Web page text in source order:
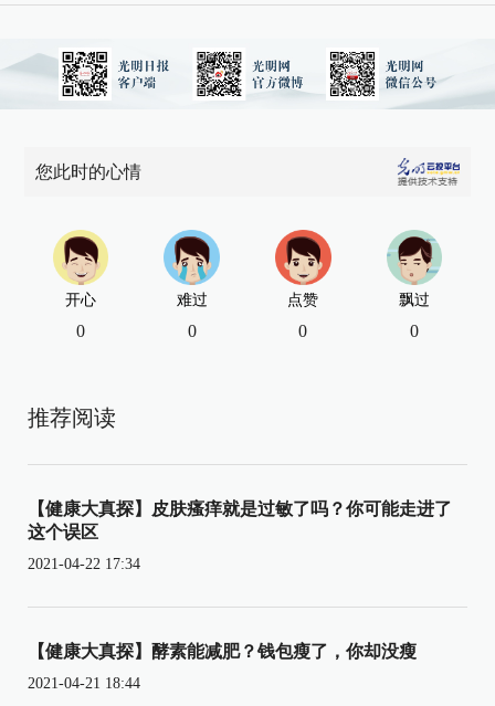
您此时的心情
开心
0
难过
0
点赞
0
飘过
0
推荐阅读
【健康大真探】皮肤瘙痒就是过敏了吗？你可能走进了
这个误区
2021-04-22 17:34
【健康大真探】酵素能减肥？钱包瘦了，你却没瘦
2021-04-21 18:44